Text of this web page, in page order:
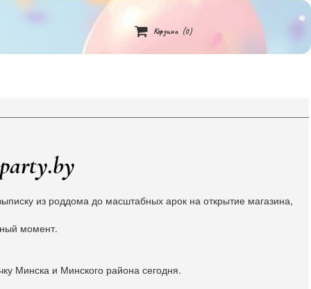
 Корзина (0)
из роддома до масштабных арок на открытие магазина,
момент.
Минска и Минского района сегодня.